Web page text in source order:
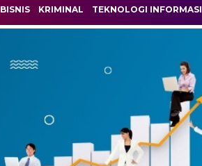
BISNIS KRIMINAL TEKNOLOGI INFORMASI